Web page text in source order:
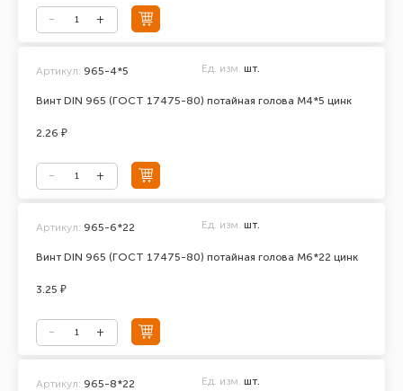
Винт DIN 965 (ГОСТ 17475-80) потайная голова М4*5 цинк
Артикул: 965-4*5 Ед. изм. шт.
2.26 ₽
Винт DIN 965 (ГОСТ 17475-80) потайная голова М6*22 цинк
Артикул: 965-6*22 Ед. изм. шт.
3.25 ₽
Артикул: 965-8*22 Ед. изм. шт.